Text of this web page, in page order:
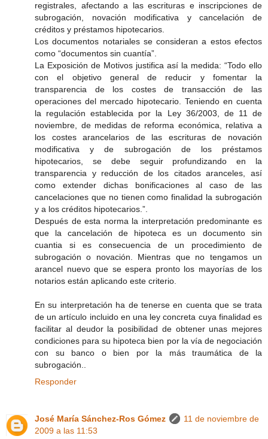
registrales, afectando a las escrituras e inscripciones de
subrogación, novación modificativa y cancelación de
créditos y préstamos hipotecarios.
Los documentos notariales se consideran a estos efectos
como “documentos sin cuantía”.
La Exposición de Motivos justifica así la medida: “Todo ello
con el objetivo general de reducir y fomentar la
transparencia de los costes de transacción de las
operaciones del mercado hipotecario. Teniendo en cuenta
la regulación establecida por la Ley 36/2003, de 11 de
noviembre, de medidas de reforma económica, relativa a
los costes arancelarios de las escrituras de novación
modificativa y de subrogación de los préstamos
hipotecarios, se debe seguir profundizando en la
transparencia y reducción de los citados aranceles, así
como extender dichas bonificaciones al caso de las
cancelaciones que no tienen como finalidad la subrogación
y a los créditos hipotecarios.”.
Después de esta norma la interpretación predominante es
que la cancelación de hipoteca es un documento sin
cuantia si es consecuencia de un procedimiento de
subrogación o novación. Mientras que no tengamos un
arancel nuevo que se espera pronto los mayorías de los
notarios están aplicando este criterio.
En su interpretación ha de tenerse en cuenta que se trata
de un artículo incluido en una ley concreta cuya finalidad es
facilitar al deudor la posibilidad de obtener unas mejores
condiciones para su hipoteca bien por la vía de negociación
con su banco o bien por la más traumática de la
subrogación..
Responder
José María Sánchez-Ros Gómez
11 de noviembre de
2009 a las 11:53